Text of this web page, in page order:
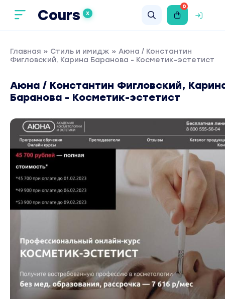
Cours X
0
Главная » Стиль и имидж » Аюна / Константин
Фигловский, Карина Баранова - Косметик-эстетист
Аюна / Константин Фигловский,
Баранова - Косметик-эстетист